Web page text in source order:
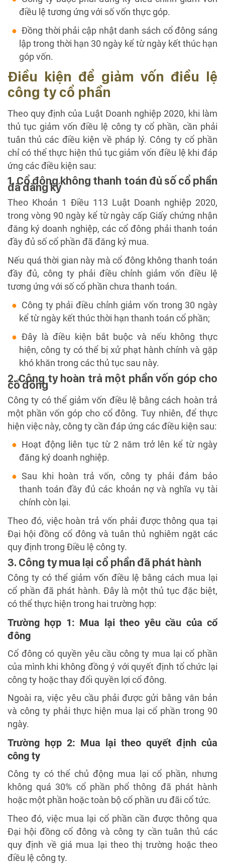
điều lệ tương ứng với số vốn thực góp.
Đồng thời phải cập nhật danh sách cổ đông sáng
lập trong thời hạn 30 ngày kể từ ngày kết thúc hạn
góp vốn.
Điều kiện để giảm vốn điều lệ
công ty cổ phần
Theo quy định của Luật Doanh nghiệp 2020, khi làm
thủ tục giảm vốn điều lệ công ty cổ phần, cần phải
tuân thủ các điều kiện về pháp lý. Công ty cổ phần
chỉ có thể thực hiện thủ tục giảm vốn điều lệ khi đáp
ứng các điều kiện sau:
1. Cổ đông không thanh toán đủ số cổ phần
đã đăng ký
Theo Khoản 1 Điều 113 Luật Doanh nghiệp 2020,
trong vòng 90 ngày kể từ ngày cấp Giấy chứng nhận
đăng ký doanh nghiệp, các cổ đông phải thanh toán
đầy đủ số cổ phần đã đăng ký mua.
Nếu quá thời gian này mà cổ đông không thanh toán
đầy đủ, công ty phải điều chỉnh giảm vốn điều lệ
tương ứng với số cổ phần chưa thanh toán.
Công ty phải điều chỉnh giảm vốn trong 30 ngày
kể từ ngày kết thúc thời hạn thanh toán cổ phần;
Đây là điều kiện bắt buộc và nếu không thực
hiện, công ty có thể bị xử phạt hành chính và gặp
khó khăn trong các thủ tục sau này.
2. Công ty hoàn trả một phần vốn góp cho
cổ đông
Công ty có thể giảm vốn điều lệ bằng cách hoàn trả
một phần vốn góp cho cổ đông. Tuy nhiên, để thực
hiện việc này, công ty cần đáp ứng các điều kiện sau:
Hoạt động liên tục từ 2 năm trở lên kể từ ngày
đăng ký doanh nghiệp.
Sau khi hoàn trả vốn, công ty phải đảm bảo
thanh toán đầy đủ các khoản nợ và nghĩa vụ tài
chính còn lại.
Theo đó, việc hoàn trả vốn phải được thông qua tại
Đại hội đồng cổ đông và tuân thủ nghiêm ngặt các
quy định trong Điều lệ công ty.
3. Công ty mua lại cổ phần đã phát hành
Công ty có thể giảm vốn điều lệ bằng cách mua lại
cổ phần đã phát hành. Đây là một thủ tục đặc biệt,
có thể thực hiện trong hai trường hợp:
Trường hợp 1: Mua lại theo yêu cầu của cổ
đông
Cổ đông có quyền yêu cầu công ty mua lại cổ phần
của mình khi không đồng ý với quyết định tổ chức lại
công ty hoặc thay đổi quyền lợi cổ đông.
Ngoài ra, việc yêu cầu phải được gửi bằng văn bản
và công ty phải thực hiện mua lại cổ phần trong 90
ngày.
Trường hợp 2: Mua lại theo quyết định của
công ty
Công ty có thể chủ động mua lại cổ phần, nhưng
không quá 30% cổ phần phổ thông đã phát hành
hoặc một phần hoặc toàn bộ cổ phần ưu đãi cổ tức.
Theo đó, việc mua lại cổ phần cần được thông qua
Đại hội đồng cổ đông và công ty cần tuân thủ các
quy định về giá mua lại theo thị trường hoặc theo
điều lệ công ty.